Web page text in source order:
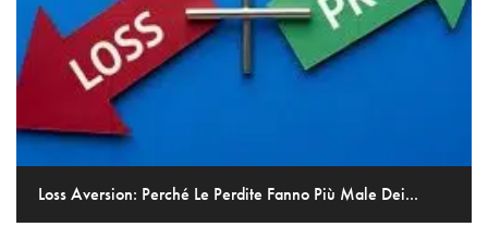
Loss Aversion: Perché Le Perdite Fanno Più Male Dei...